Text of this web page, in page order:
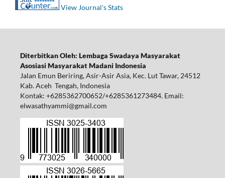
View Journal's Stats
Diterbitkan Oleh: Lembaga Swadaya Masyarakat
Asosiasi Masyarakat Madani Indonesia
Jalan Emun Beriring, Asir-Asir Asia, Kec. Lut Tawar, 24512
Kab. Aceh Tengah, Indonesia
Kontak: +6285362700652/+6285361273484. Email:
elwasathyammi@gmail.com